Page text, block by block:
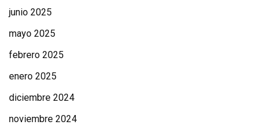
junio 2025
mayo 2025
febrero 2025
enero 2025
diciembre 2024
noviembre 2024